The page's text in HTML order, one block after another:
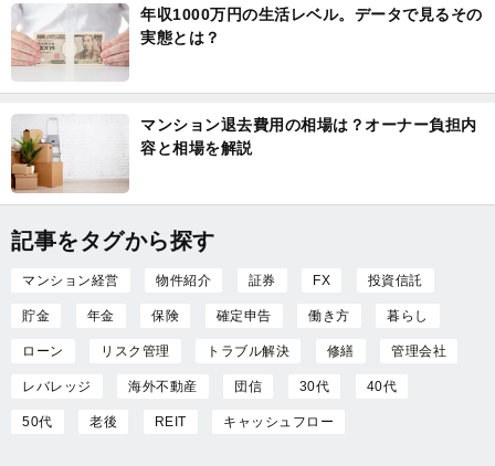
年収1000万円の生活レベル。データで見るその
実態とは？
マンション退去費用の相場は？オーナー負担内
容と相場を解説
記事をタグから探す
マンション経営 物件紹介 証券 FX 投資信託
貯金 年金 保険 確定申告 働き方 暮らし
ローン リスク管理 トラブル解決 修繕 管理会社
レバレッジ 海外不動産 団信 30代 40代
50代 老後 REIT キャッシュフロー